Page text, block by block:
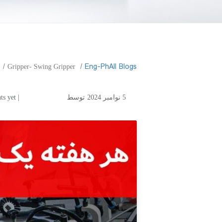
All Blogs
Eng-Ph
Gripper- Swing Gripper
Swing Gripper
5 نوامبر 2024 توسط